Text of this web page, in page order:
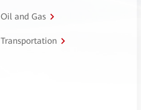
Oil and Gas
Transportation